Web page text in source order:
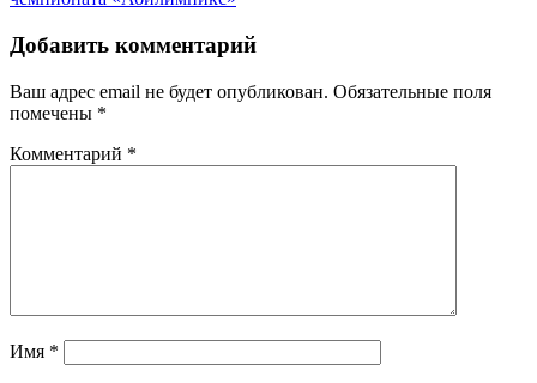
Добавить комментарий
Ваш адрес email не будет опубликован. Обязательные поля
помечены *
Комментарий *
Имя *